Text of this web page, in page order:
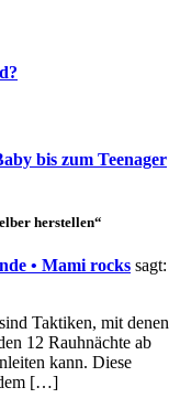
bis zum Teenager
herstellen“
• Mami rocks sagt:
Taktiken, mit denen
12 Rauhnächte ab
kann. Diese
dem […]